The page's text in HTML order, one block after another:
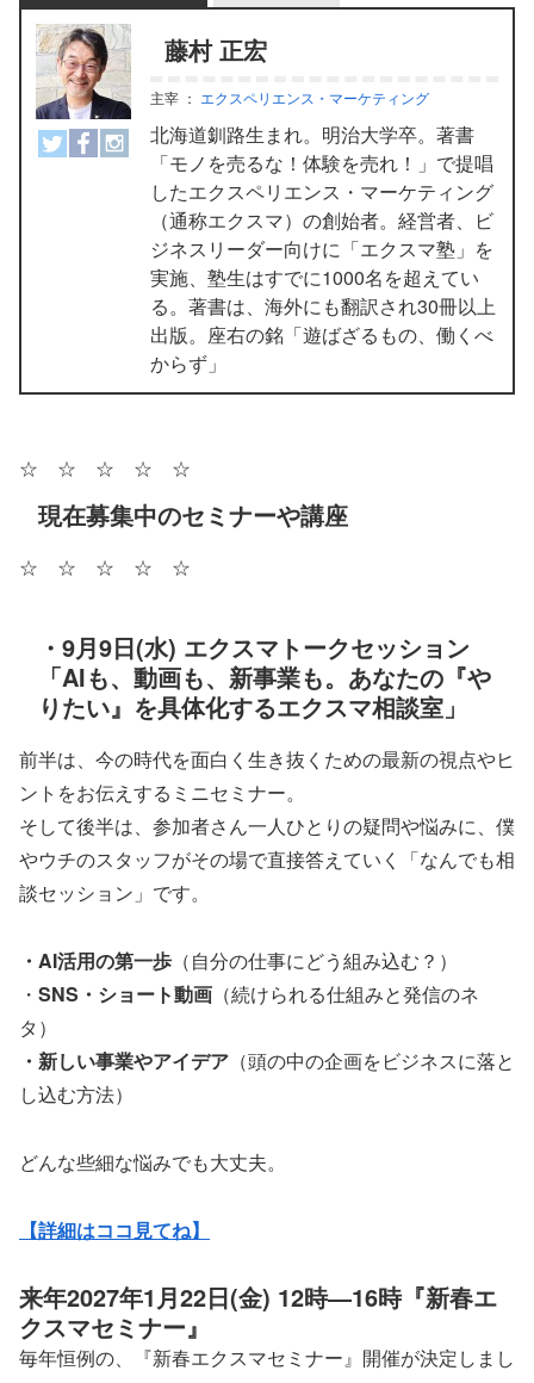
藤村 正宏
主宰 ： エクスペリエンス・マーケティング
北海道釧路生まれ。明治大学卒。著書
「モノを売るな！体験を売れ！」で提唱
したエクスペリエンス・マーケティング
（通称エクスマ）の創始者。経営者、ビ
ジネスリーダー向けに「エクスマ塾」を
実施、塾生はすでに1000名を超えてい
る。著書は、海外にも翻訳され30冊以上
出版。座右の銘「遊ばざるもの、働くべ
からず」
☆ ☆ ☆ ☆ ☆
現在募集中のセミナーや講座
☆ ☆ ☆ ☆ ☆
・9月9日(水) エクスマトークセッション
「AIも、動画も、新事業も。あなたの『や
りたい』を具体化するエクスマ相談室」
前半は、今の時代を面白く生き抜くための最新の視点やヒ
ントをお伝えするミニセミナー。
そして後半は、参加者さん一人ひとりの疑問や悩みに、僕
やウチのスタッフがその場で直接答えていく「なんでも相
談セッション」です。
・AI活用の第一歩 （自分の仕事にどう組み込む？）
・ SNS・ショート動画 （続けられる仕組みと発信のネ
タ）
・新しい事業やアイデア （頭の中の企画をビジネスに落と
し込む方法）
どんな些細な悩みでも大丈夫。
【詳細はココ見てね】
来年2027年1月22日(金) 12時―16時『新春エ
クスマセミナー』
毎年恒例の、『新春エクスマセミナー』開催が決定しまし